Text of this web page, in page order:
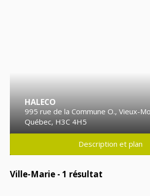
HALECO
995 rue de la Commune O., Vieux-
Québec, H3C 4H5
Description et plan
Ville-Marie - 1 résultat